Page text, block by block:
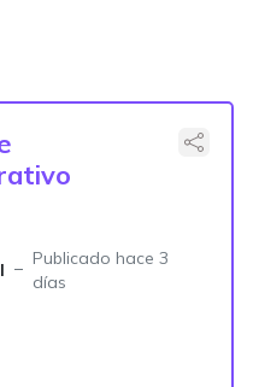
Publicado hace 3
días